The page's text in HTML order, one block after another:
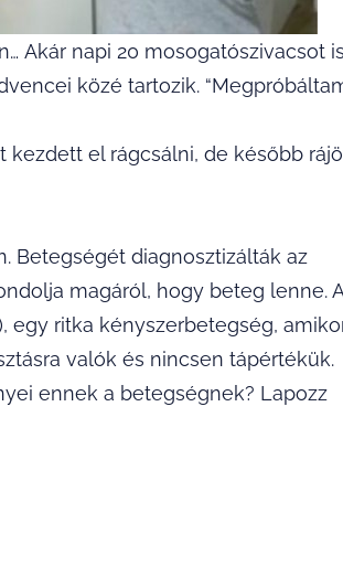
Akár napi 20 mosogatószivacsot is
közé tartozik.
el rágcsálni, de később
Betegségét diagnosztizálták az
magáról, hogy beteg lenne. A
egy ritka kényszerbetegség,
valók és nincsen tápértékük.
ennek a betegségnek? Lapozz